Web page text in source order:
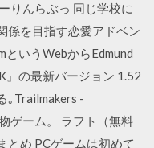
りんらぶっ 同じ学校に
係を目指す恋愛アドベン
というWebからEdmund
』の最新バージョン 1.52
｡Trailmakers -
ゲーム。 ラフト（無料
とめ PCゲームは初めて